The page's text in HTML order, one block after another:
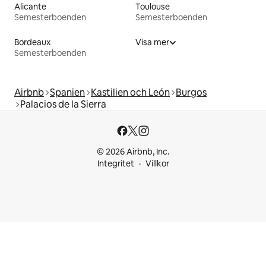
Alicante
Semesterboenden
Toulouse
Semesterboenden
Bordeaux
Semesterboenden
Visa mer
Airbnb Spanien Kastilien och León Burgos
Palacios de la Sierra
© 2026 Airbnb, Inc.
Integritet
Villkor